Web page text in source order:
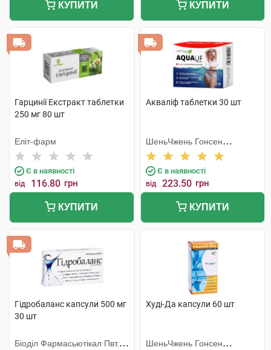
КУПИТИ КУПИТИ
Гарцинії Екстракт таблетки
250 мг 80 шт
Еліт-фарм
Є в наявності
від 116.80 грн
КУПИТИ
Акваліф таблетки 30 шт
ШеньЧжень Гонсен
Байоледжі Індастрі Ко. Лтд
Є в наявності
від 223.50 грн
КУПИТИ
Гідробаланс капсули 500 мг
30 шт
Біоділ Фармасьютікал Пвт.
Худі-Да капсули 60 шт
ШеньЧжень Гонсен